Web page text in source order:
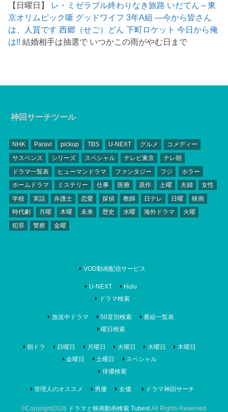
【日曜日】 レ・ミゼラブル終わりなき旅路 いだてん～東
京オリムピック噺 グッドワイフ 3年A組 ―今から皆さん
は、人質です 西郷（せご）どん 下町ロケット 今日から俺
は!! 結婚相手は抽選で いつかこの雨がやむ日まで
神回サーチツール
NHK Paravi pickup TBS U-NEXT グルメ
コメディー
サスペンス
シリーズ スペシャル テレビ東京
テレ朝
ドラマ一覧表
ヒューマンドラマ ファンタジー フジ
ホラー
ホームドラマ
ミステリー 仕事 医療 原作 土曜 夫婦
女性
学校
実話 弁護士 恋愛 探偵 教師 日テレ 日曜
映画
時代劇
月曜 木曜 未来 歴史 水曜 海外ドラマ
火曜
犯罪
警察 金曜
VOD動画配信サービス
U-NEXT
Hulu
ドラマ検索
放送中ドラマ 50音別検索
番組一覧表
曜日検索
朝ドラ 日曜日 月曜日 火曜日 水曜日
木曜日
金曜日
土曜日 スペシャル
管理人のオススメ
俳優検索
男優 女優 ドラマ神回サーチ
©Copyright2026 ドラマと映画動画検索 Tubest.All Rights Reserved.